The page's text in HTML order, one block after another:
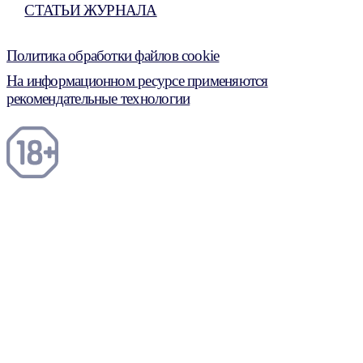
СТАТЬИ ЖУРНАЛА
Политика обработки файлов cookie
На информационном ресурсе применяются
рекомендательные технологии